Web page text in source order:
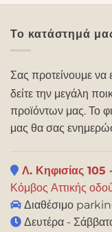
Το κατάστημά
Σας προτείνουμε να
δείτε την μεγάλη
προϊόντων μας. Το
μας θα σας
Λ. Κηφισίας 105
Κόμβος Αττικής
Διαθέσιμο
Δευτέρα -